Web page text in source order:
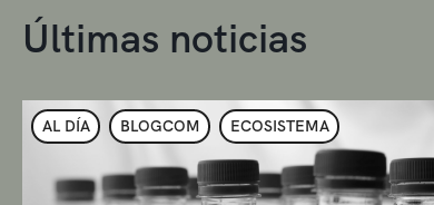
Últimas noticias
AL DÍA BLOGCOM ECOSISTEMA